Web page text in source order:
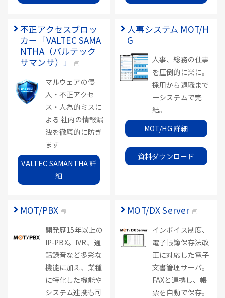
不正アクセスブロッ
カー「VALTEC SAMA
NTHA（バルテック
サマンサ）」
マルウェアの侵
入・不正アクセ
ス・人為的ミスに
よる 社内の情報漏
洩を徹底的に防ぎ
ます
VALTEC SAMANTHA 詳
細
人事システム MOT/H
G
人事、総務の仕事
を圧倒的に楽に。
採用から退職まで
一システムで完
結。
MOT/HG 詳細
資料ダウンロード
MOT/PBX
開発歴15年以上の
IP-PBX。IVR、通
話録音など多彩な
機能に加え、業種
に特化した機能や
システム連携も可
MOT/DX Server
インボイス制度、
電子帳簿保存法改
正に対応した電子
文書管理サーバ。
FAXと連携し、帳
票を自動で保存。